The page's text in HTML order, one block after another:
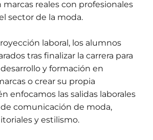
marcas reales con profesionales
sector de la moda.
laboral, los alumnos
tras finalizar la carrera para
y formación en
o crear su propia
enfocamos las salidas laborales
comunicación de moda,
y estilismo.